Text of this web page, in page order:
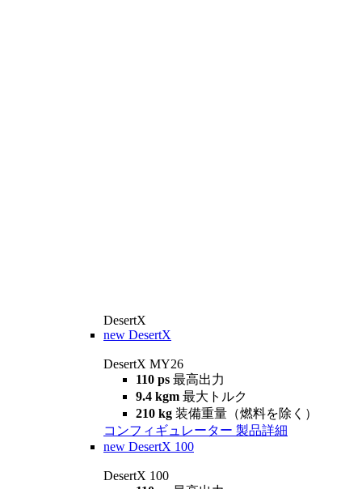
DesertX
new DesertX
DesertX MY26
110 ps 最高出力
9.4 kgm 最大トルク
210 kg 装備重量（燃料を除く）
コンフィギュレーター 製品詳細
new DesertX 100
DesertX 100